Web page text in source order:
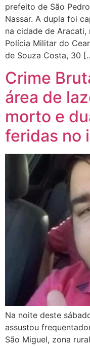
prefeito de São
Nassar. A dupla foi
na cidade de Aracati,
Polícia Militar do
de Souza Costa, 30
Crime
área de
morto e
feridas no
Na noite deste
assustou
São Miguel, zona